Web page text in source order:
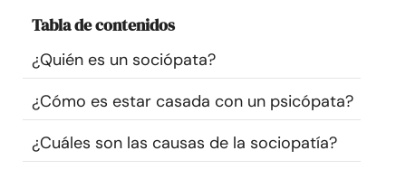
Recursos
Comunidad
Tabla de contenidos
¿Quién es un sociópata?
¿Cómo es estar casada con un psicópata?
¿Cuáles son las causas de la sociopatía?